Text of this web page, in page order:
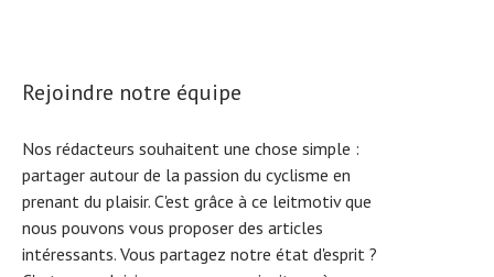
Rejoindre notre équipe
Nos rédacteurs souhaitent une chose simple :
partager autour de la passion du cyclisme en
prenant du plaisir. C'est grâce à ce leitmotiv que
nous pouvons vous proposer des articles
intéressants. Vous partagez notre état d'esprit ?